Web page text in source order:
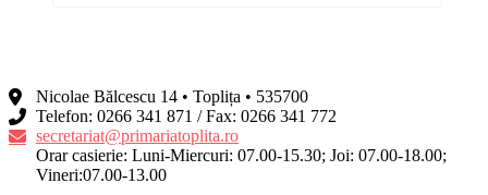
Nicolae Bălcescu 14 • Toplița • 535700
Telefon: 0266 341 871 / Fax: 0266 341 772
secretariat@primariatoplita.ro
Orar casierie: Luni-Miercuri: 07.00-15.30; Joi: 07.00-18.00;
Vineri:07.00-13.00